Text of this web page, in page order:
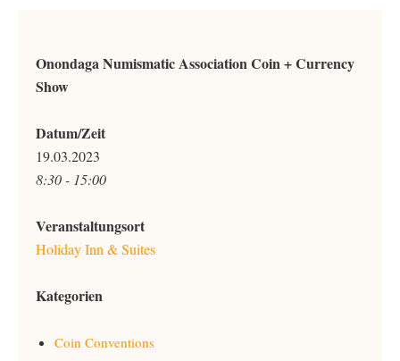
Onondaga Numismatic Association Coin + Currency
Show
Datum/Zeit
19.03.2023
8:30 - 15:00
Veranstaltungsort
Holiday Inn & Suites
Kategorien
Coin Conventions